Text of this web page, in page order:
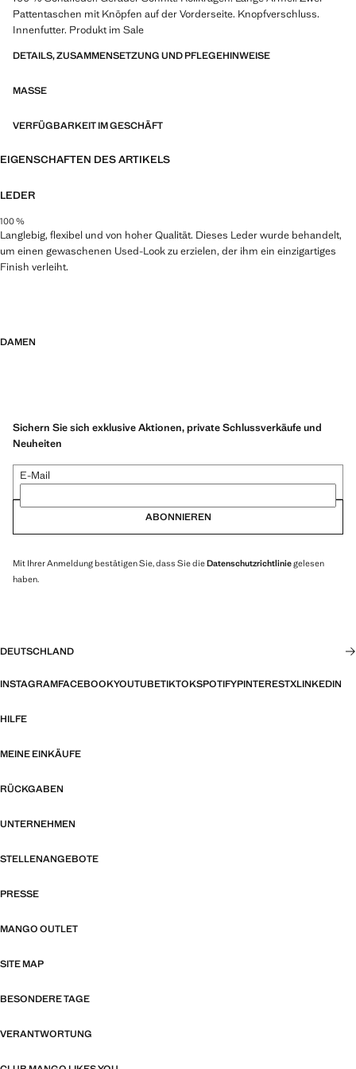
Pattentaschen mit Knöpfen auf der Vorderseite. Knopfverschluss.
Innenfutter. Produkt im Sale
DETAILS, ZUSAMMENSETZUNG UND PFLEGEHINWEISE
MASSE
VERFÜGBARKEIT IM GESCHÄFT
EIGENSCHAFTEN DES ARTIKELS
LEDER
100 %
Langlebig, flexibel und von hoher Qualität. Dieses Leder wurde behandelt,
um einen gewaschenen Used-Look zu erzielen, der ihm ein einzigartiges
Finish verleiht.
DAMEN
Sichern Sie sich exklusive Aktionen, private Schlussverkäufe und
Neuheiten
E-Mail
ABONNIEREN
Mit Ihrer Anmeldung bestätigen Sie, dass Sie dieDatenschutzrichtliniegelesen
haben.
DEUTSCHLAND
INSTAGRAMFACEBOOKYOUTUBETIKTOKSPOTIFYPINTERESTXLINKEDIN
HILFE
MEINE EINKÄUFE
RÜCKGABEN
UNTERNEHMEN
STELLENANGEBOTE
PRESSE
MANGO OUTLET
SITE MAP
BESONDERE TAGE
VERANTWORTUNG